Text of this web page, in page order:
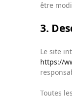
être
3.
Le site
https://
Toutes